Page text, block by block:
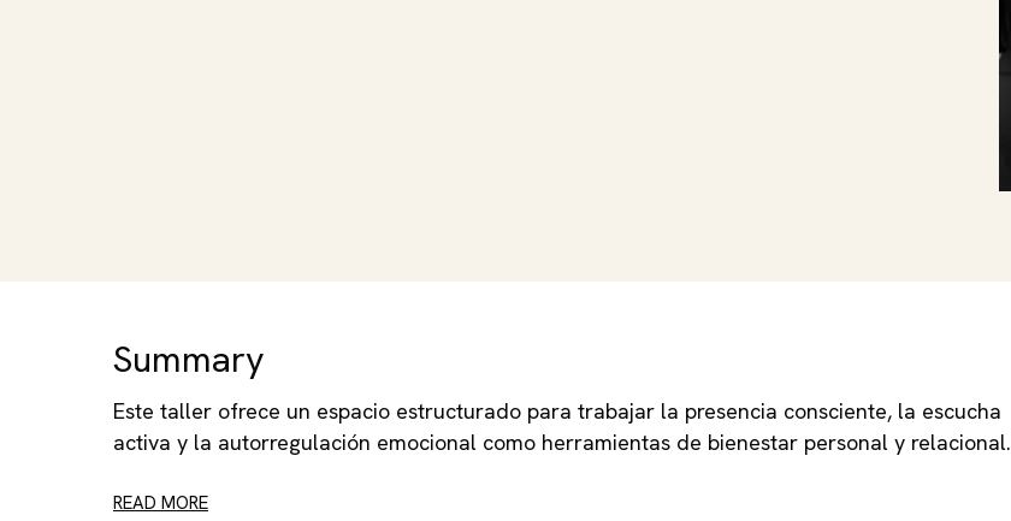
Summary
Este taller ofrece un espacio estructurado para trabajar la presencia consciente, la escucha
activa y la autorregulación emocional como herramientas de bienestar personal y relacional.
READ MORE